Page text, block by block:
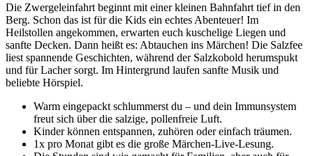
Die Zwergeleinfahrt beginnt mit einer kleinen Bahnfahrt tief in den
Berg. Schon das ist für die Kids ein echtes Abenteuer! Im
Heilstollen angekommen, erwarten euch kuschelige Liegen und
sanfte Decken. Dann heißt es: Abtauchen ins Märchen! Die Salzfee
liest spannende Geschichten, während der Salzkobold herumspukt
und für Lacher sorgt. Im Hintergrund laufen sanfte Musik und
beliebte Hörspiel.
Warm eingepackt schlummerst du – und dein Immunsystem
freut sich über die salzige, pollenfreie Luft.
Kinder können entspannen, zuhören oder einfach träumen.
1x pro Monat gibt es die große Märchen-Live-Lesung.